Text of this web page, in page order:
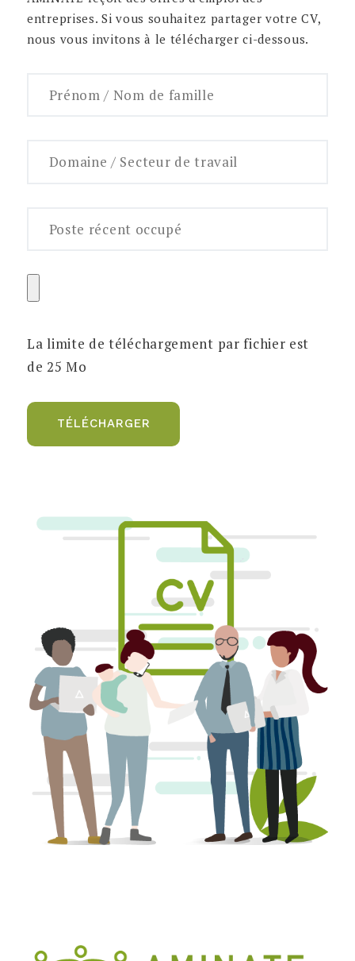
entreprises. Si vous souhaitez partager votre CV,
nous vous invitons à le télécharger ci-dessous.
La limite de téléchargement par fichier est
de 25 Mo